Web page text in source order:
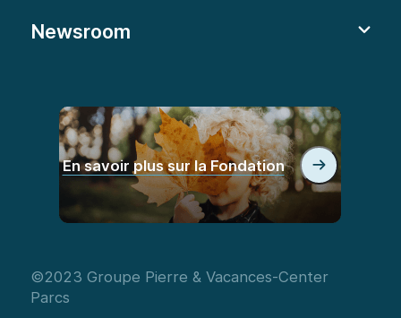
Newsroom
En savoir plus sur la Fondation
©2023 Groupe Pierre & Vacances-Center
Parcs